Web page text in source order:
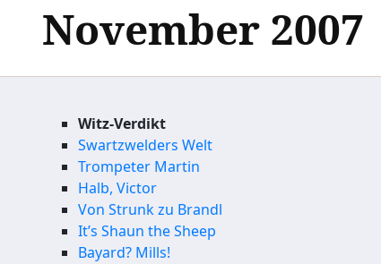
November 2007
Witz-Verdikt
Swartzwelders Welt
Trompeter Martin
Halb, Victor
Von Strunk zu Brandl
It’s Shaun the Sheep
Bayard? Mills!